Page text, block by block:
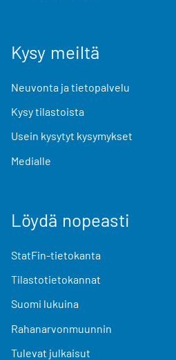
Kysy meiltä
Neuvonta ja tietopalvelu
Kysy tilastoista
Usein kysytyt kysymykset
Medialle
Löydä nopeasti
StatFin-tietokanta
Tilastotietokannat
Suomi lukuina
Rahanarvonmuunnin
Tulevat julkaisut